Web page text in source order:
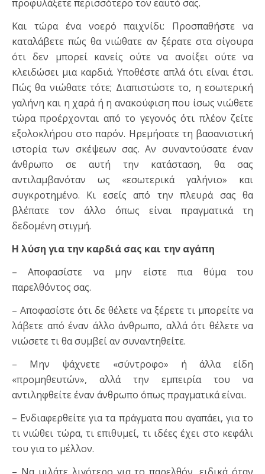
προφυλάξετε περισσότερο τον εαυτό σας.
Και τώρα ένα νοερό παιχνίδι: Προσπαθήστε να
καταλάβετε πώς θα νιώθατε αν ξέρατε στα σίγουρα
ότι δεν μπορεί κανείς ούτε να ανοίξει ούτε να
κλειδώσει μια καρδιά. Υποθέστε απλά ότι είναι έτσι.
Πώς θα νιώθατε τότε; Διαπιστώστε το, η εσωτερική
γαλήνη και η χαρά ή η ανακούφιση που ίσως νιώθετε
τώρα προέρχονται από το γεγονός ότι πλέον ζείτε
εξολοκλήρου στο παρόν. Ηρεμήσατε τη βασανιστική
ιστορία των σκέψε­ων σας. Αν συναντούσατε έναν
άνθρωπο σε αυτή την κατάσταση, θα σας
αντιλαμβανόταν ως «εσωτερικά γαλήνιο» και
συγκροτημένο. Κι εσείς από την πλευρά σας θα
βλέπατε τον άλλο όπως είναι πραγματικά τη
δεδομένη στιγμή.
Η λύση για την καρδιά σας και την αγάπη
– Αποφασίστε να μην είστε πια θύμα του
παρελθόντος σας.
– Αποφασίστε ότι δε θέλετε να ξέρετε τι μπορείτε να
λάβετε από έναν άλλο άνθρωπο, αλλά ότι θέλετε να
νιώσετε τι θα συμβεί αν συναντηθείτε.
– Μην ψάχνετε «σύντροφο» ή άλλα είδη
«προμηθευτών», αλλά την εμπειρία του να
αντιληφθείτε έναν άνθρωπο όπως πραγ­ματικά είναι.
– Ενδιαφερθείτε για τα πράγματα που αγαπάει, για το
τι νιώθει τώρα, τι επιθυμεί, τι ιδέες έχει στο κεφάλι
του για το μέλλον.